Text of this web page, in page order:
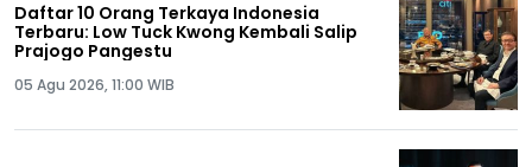
Daftar 10 Orang Terkaya Indonesia
Terbaru: Low Tuck Kwong Kembali Salip
Prajogo Pangestu
05 Agu 2026, 11:00 WIB